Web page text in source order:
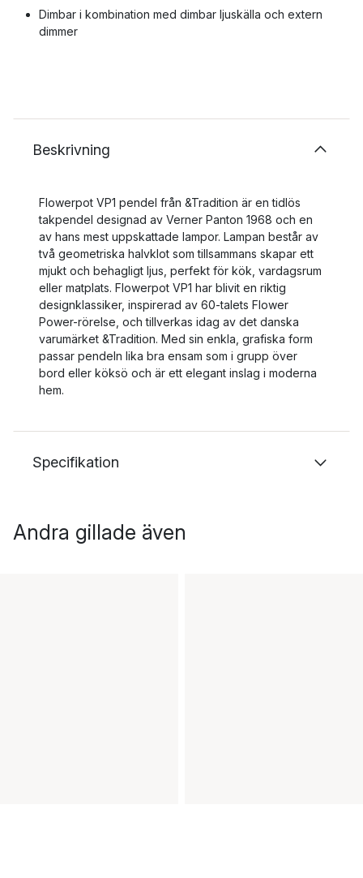
Dimbar i kombination med dimbar ljuskälla och extern
dimmer
Beskrivning
Flowerpot VP1 pendel från &Tradition är en tidlös
takpendel designad av Verner Panton 1968 och en
av hans mest uppskattade lampor. Lampan består av
två geometriska halvklot som tillsammans skapar ett
mjukt och behagligt ljus, perfekt för kök, vardagsrum
eller matplats. Flowerpot VP1 har blivit en riktig
designklassiker, inspirerad av 60-talets Flower
Power-rörelse, och tillverkas idag av det danska
varumärket &Tradition. Med sin enkla, grafiska form
passar pendeln lika bra ensam som i grupp över
bord eller köksö och är ett elegant inslag i moderna
hem.
Specifikation
Andra gillade även